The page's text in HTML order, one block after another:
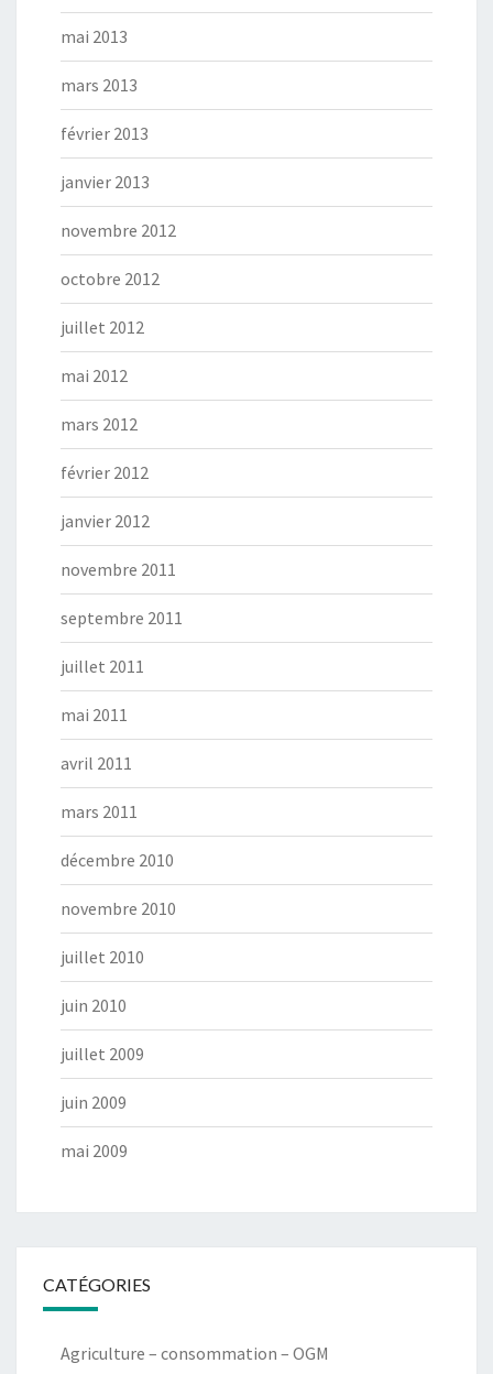
mai 2013
mars 2013
février 2013
janvier 2013
novembre 2012
octobre 2012
juillet 2012
mai 2012
mars 2012
février 2012
janvier 2012
novembre 2011
septembre 2011
juillet 2011
mai 2011
avril 2011
mars 2011
décembre 2010
novembre 2010
juillet 2010
juin 2010
juillet 2009
juin 2009
mai 2009
CATÉGORIES
Agriculture – consommation – OGM